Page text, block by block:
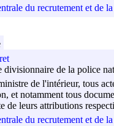
du recrutement et de
divisionnaire de la police
de l'intérieur, tous
et notamment tous
de leurs attributions
du recrutement et de